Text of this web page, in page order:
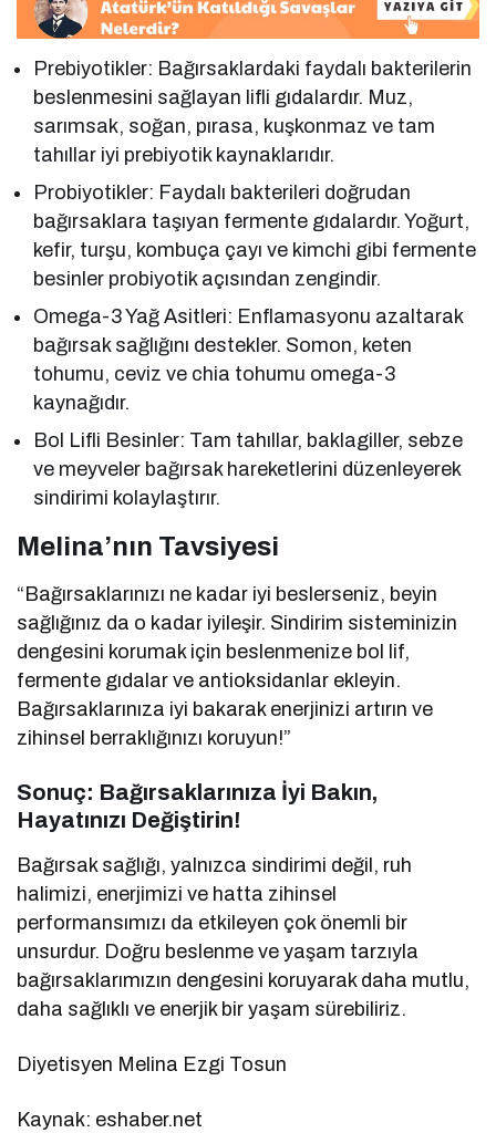
Prebiyotikler: Bağırsaklardaki faydalı bakterilerin
beslenmesini sağlayan lifli gıdalardır. Muz,
sarımsak, soğan, pırasa, kuşkonmaz ve tam
tahıllar iyi prebiyotik kaynaklarıdır.
Probiyotikler: Faydalı bakterileri doğrudan
bağırsaklara taşıyan fermente gıdalardır. Yoğurt,
kefir, turşu, kombuça çayı ve kimchi gibi fermente
besinler probiyotik açısından zengindir.
Omega-3 Yağ Asitleri: Enflamasyonu azaltarak
bağırsak sağlığını destekler. Somon, keten
tohumu, ceviz ve chia tohumu omega-3
kaynağıdır.
Bol Lifli Besinler: Tam tahıllar, baklagiller, sebze
ve meyveler bağırsak hareketlerini düzenleyerek
sindirimi kolaylaştırır.
Melina’nın Tavsiyesi
“Bağırsaklarınızı ne kadar iyi beslerseniz, beyin
sağlığınız da o kadar iyileşir. Sindirim sisteminizin
dengesini korumak için beslenmenize bol lif,
fermente gıdalar ve antioksidanlar ekleyin.
Bağırsaklarınıza iyi bakarak enerjinizi artırın ve
zihinsel berraklığınızı koruyun!”
Sonuç: Bağırsaklarınıza İyi Bakın,
Hayatınızı Değiştirin!
Bağırsak sağlığı, yalnızca sindirimi değil, ruh
halimizi, enerjimizi ve hatta zihinsel
performansımızı da etkileyen çok önemli bir
unsurdur. Doğru beslenme ve yaşam tarzıyla
bağırsaklarımızın dengesini koruyarak daha mutlu,
daha sağlıklı ve enerjik bir yaşam sürebiliriz.
Diyetisyen Melina Ezgi Tosun
Kaynak: eshaber.net